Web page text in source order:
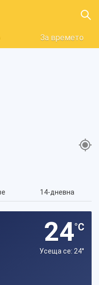
За времето
14-дневна
24°C
Усеща се: 24°